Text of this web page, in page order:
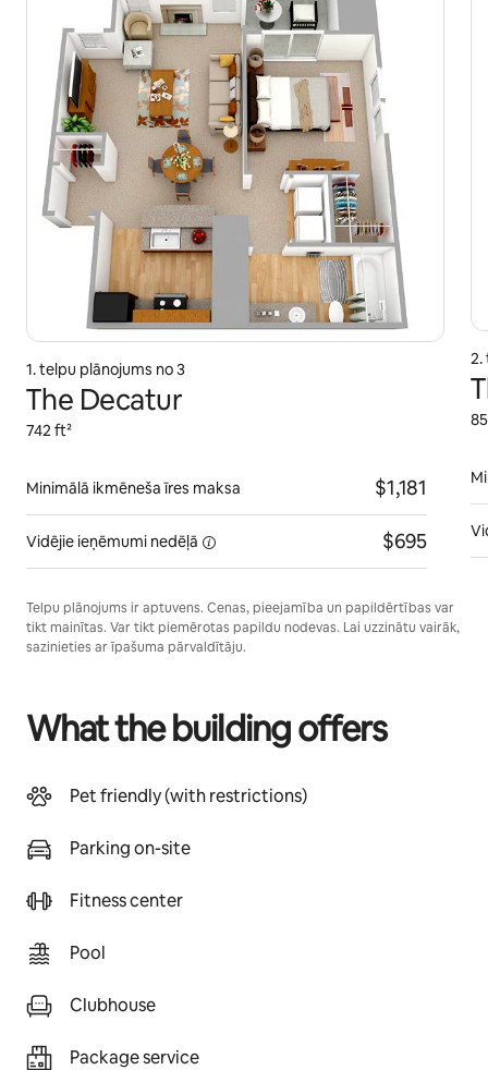
1. telpu plānojums no 3
The Decatur
742 ft²
Minimālā ikmēneša īres maksa $1,181
Vidējie ieņēmumi nedēļā $695
2.
Telpu plānojums ir aptuvens. Cenas, pieejamība un papildērtības var
tikt mainītas. Var tikt piemērotas papildu nodevas. Lai uzzinātu vairāk,
sazinieties ar īpašuma pārvaldītāju.
What the building offers
Pet friendly (with restrictions)
Parking on-site
Fitness center
Pool
Clubhouse
Package service